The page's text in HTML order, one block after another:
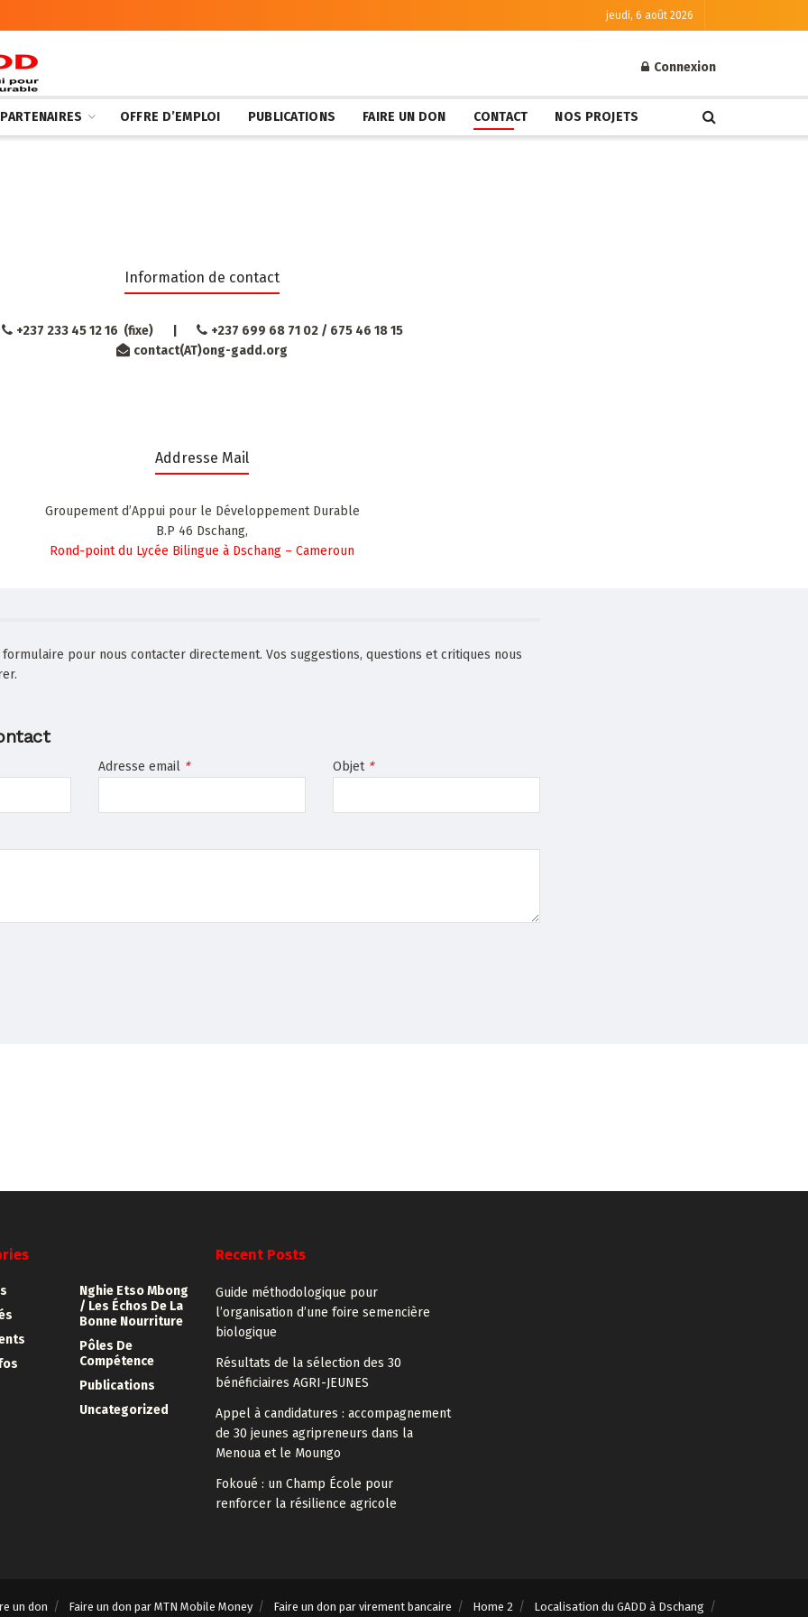
jeudi, 6 août 2026
Connexion
OFFRE D’EMPLOI PUBLICATIONS FAIRE UN DON CONTACT NOS PROJETS
Information de contact
+237 233 45 12 16 (fixe) | +237 699 68 71 02 / 675 46 18 15
contact(AT)ong-gadd.org
Addresse Mail
Groupement d’Appui pour le Développement Durable
B.P 46 Dschang,
Rond-point du Lycée Bilingue à Dschang – Cameroun
pour nous contacter directement. Vos suggestions, questions et critiques nous
Adresse email * Objet *
Nghie Etso Mbong
/ Les Échos De La
Bonne Nourriture
Pôles De
Compétence
Publications
Uncategorized
Recent Posts
Guide méthodologique pour
l’organisation d’une foire semencière
biologique
Résultats de la sélection des 30
bénéficiaires AGRI-JEUNES
Appel à candidatures : accompagnement
de 30 jeunes agripreneurs dans la
Menoua et le Moungo
Fokoué : un Champ École pour
renforcer la résilience agricole
un don Faire un don par MTN Mobile Money Faire un don par virement bancaire Home 2 Localisation du GADD à Dschang